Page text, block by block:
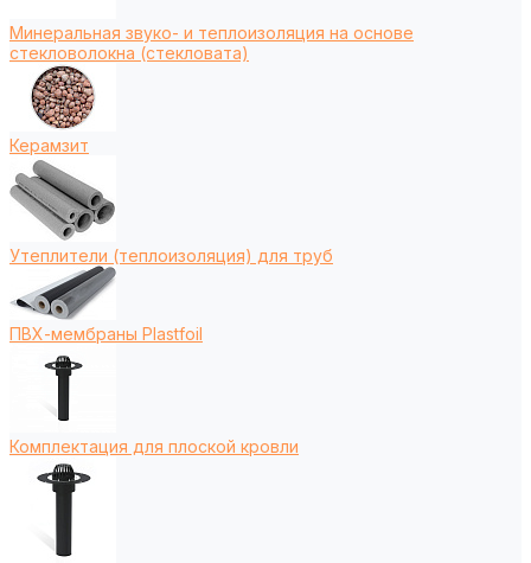
Минеральная звуко- и теплоизоляция на основе
стекловолокна (стекловата)
Керамзит
Утеплители (теплоизоляция) для труб
ПВХ-мембраны Plastfoil
Комплектация для плоской кровли